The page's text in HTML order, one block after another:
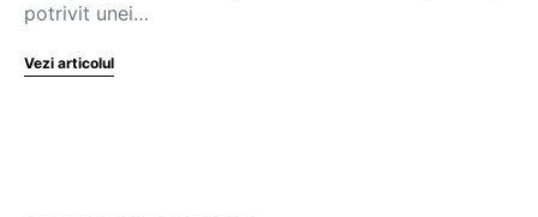
potrivit unei…
Vezi articolul